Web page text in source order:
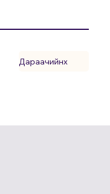
Дараачийнх